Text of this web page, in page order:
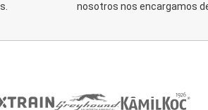
nosotros nos encargamos